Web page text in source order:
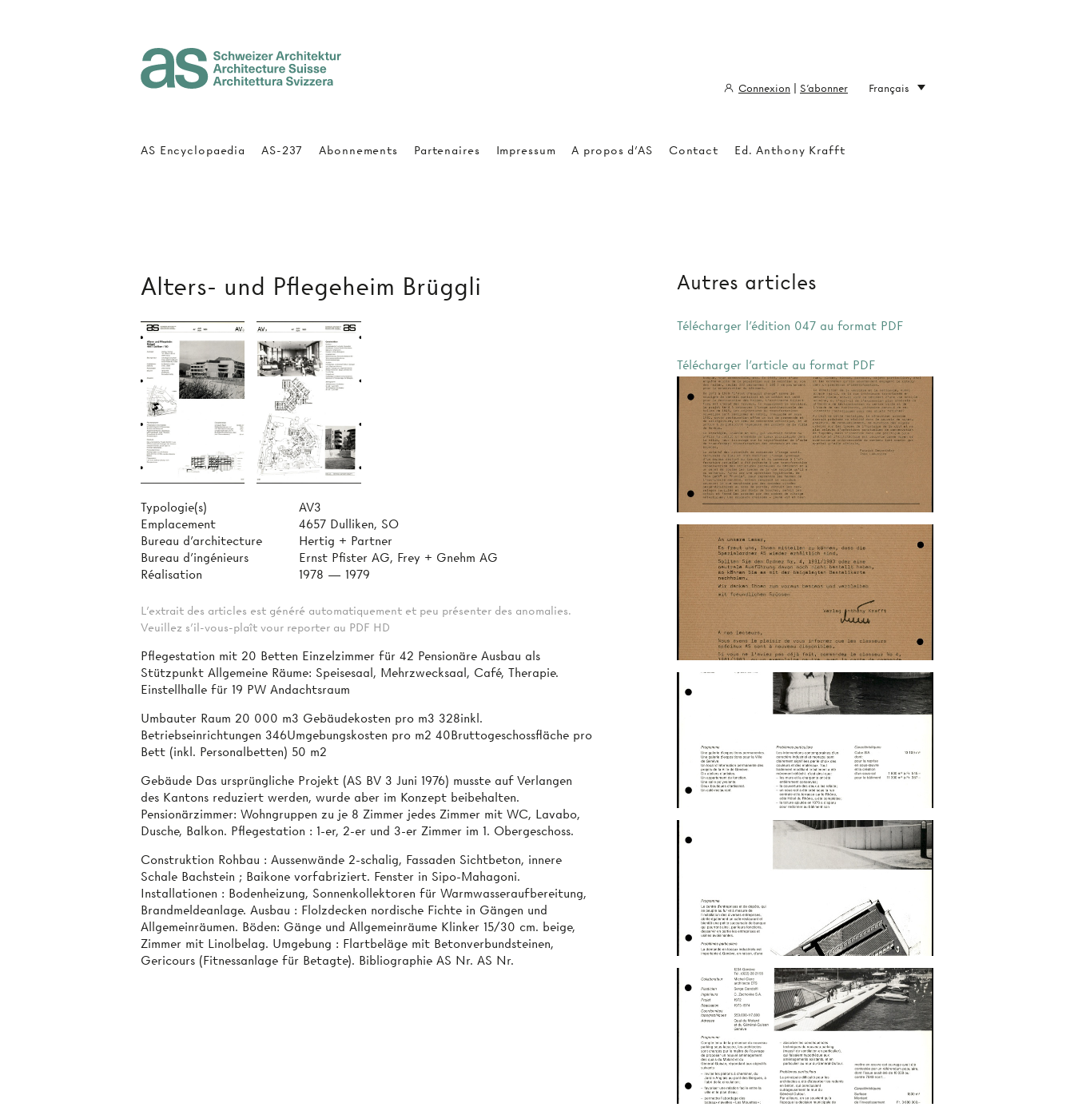
Alters- und Pflegeheim Brüggli
Typologie(s)
AV3
Emplacement
4657 Dulliken, SO
Bureau d'architecture
Hertig + Partner
Bureau d'ingénieurs
Ernst Pfister AG, Frey + Gnehm AG
Réalisation
1978 — 1979
L'extrait des articles est généré automatiquement et peu présenter des anomalies.
Veuillez s'il-vous-plaît vour reporter au PDF HD
Pflegestation mit 20 Betten Einzelzimmer für 42 Pensionäre Ausbau als
Stützpunkt Allgemeine Räume: Speisesaal, Mehrzwecksaal, Café, Therapie.
Einstellhalle für 19 PW Andachtsraum
Umbauter Raum 20 000 m3 Gebäudekosten pro m3 328inkl.
Betriebseinrichtungen 346Umgebungskosten pro m2 40Bruttogeschossfläche pro
Bett (inkl. Personalbetten) 50 m2
Gebäude Das ursprüngliche Projekt (AS BV 3 Juni 1976) musste auf Verlangen
des Kantons reduziert werden, wurde aber im Konzept beibehalten.
Pensionärzimmer: Wohngruppen zu je 8 Zimmer jedes Zimmer mit WC, Lavabo,
Dusche, Balkon. Pflegestation : 1-er, 2-er und 3-er Zimmer im 1. Obergeschoss.
Construktion Rohbau : Aussenwände 2-schalig, Fassaden Sichtbeton, innere
Schale Bachstein ; Baikone vorfabriziert. Fenster in Sipo-Mahagoni.
Installationen : Bodenheizung, Sonnenkollektoren für Warmwasseraufbereitung,
Brandmeldeanlage. Ausbau : Flolzdecken nordische Fichte in Gängen und
Allgemeinräumen. Böden: Gänge und Allgemeinräume Klinker 15/30 cm. beige,
Zimmer mit Linolbelag. Umgebung : Flartbeläge mit Betonverbundsteinen,
Gericours (Fitnessanlage für Betagte). Bibliographie AS Nr. AS Nr.
Autres articles
Télécharger l'édition 047 au format PDF
Télécharger l'article au format PDF
AS Encyclopaedia AS-237 Abonnements Partenaires Impressum A propos d'AS Contact Ed. Anthony Krafft
Connexion S'abonner Français